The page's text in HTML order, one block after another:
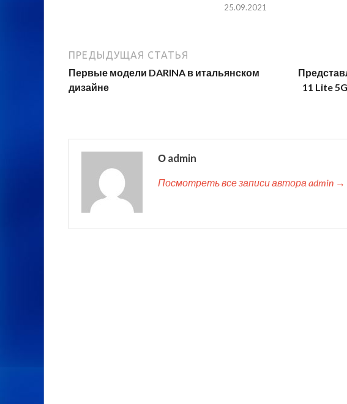
25.09.2021
ПРЕДЫДУЩАЯ СТАТЬЯ
Первые модели DARINA в итальянском
дизайне
11 Lite
О admin
Посмотреть все записи автора admin →